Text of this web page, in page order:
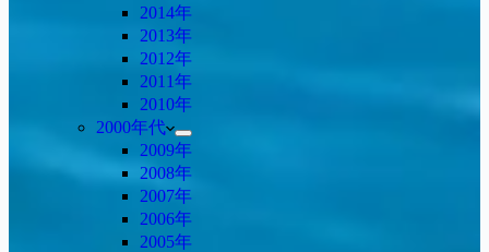
2014年
2013年
2012年
2011年
2010年
2000年代
2009年
2008年
2007年
2006年
2005年